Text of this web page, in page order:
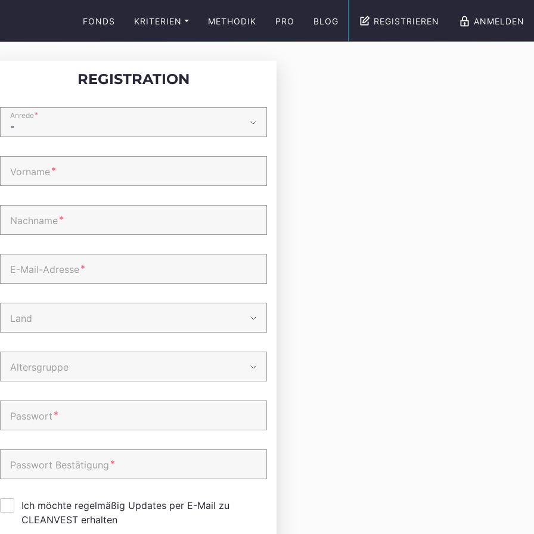
FONDS KRITERIEN METHODIK PRO BLOG REGISTRIEREN ANMELDEN
REGISTRATION
Anrede*
Vorname*
Nachname*
E-Mail-Adresse*
Land
Altersgruppe
Passwort *
Passwort Bestätigung *
Ich möchte regelmäßig Updates per E-Mail zu
CLEANVEST erhalten